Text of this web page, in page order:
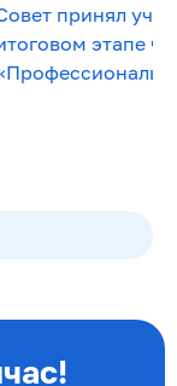
принял
этапе